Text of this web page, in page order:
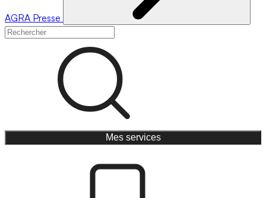
AGRA Presse
Mes services